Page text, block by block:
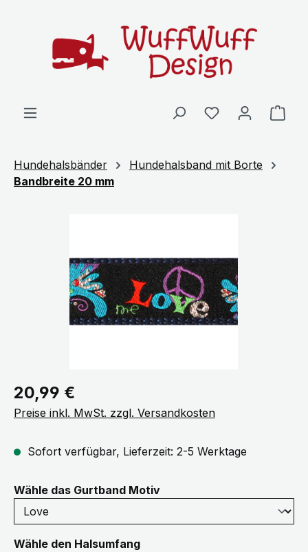
Hundehalsbänder
Hundehalsband mit Borte
Bandbreite 20 mm
Regulärer Preis:
20,99 €
Preise inkl. MwSt. zzgl. Versandkosten
Sofort verfügbar, Lieferzeit: 2-5 Werktage
Wähle das Gurtband Motivauswählen
Wähle den Halsumfangauswählen